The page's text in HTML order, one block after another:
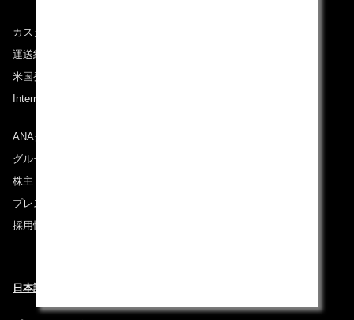
カスタマーサービスプラン / コンテンジェンシープラン
運送約款
米国発着便に適用となる料金に関するご案内
International Tariff (applicable for travel to and from US)
ANAグループについて
グループ企業一覧
株主・投資家情報
プレスリリース
採用情報
日本語 | USA (都市と言語を選択してください)